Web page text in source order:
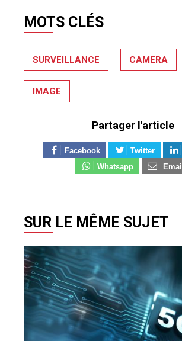
MOTS CLÉS
SURVEILLANCE CAMERA
IMAGE
Partager l'article
Facebook Twitter
Whatsapp
Email
SUR LE MÊME SUJET